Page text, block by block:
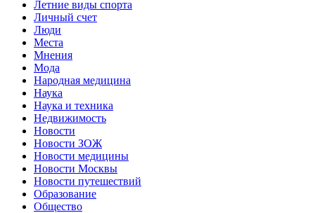
Летние виды спорта
Личный счет
Люди
Места
Мнения
Мода
Народная медицина
Наука
Наука и техника
Недвижимость
Новости
Новости ЗОЖ
Новости медицины
Новости Москвы
Новости путешествий
Образование
Общество